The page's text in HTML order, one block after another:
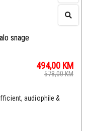
snage
494,00 KM
578,00KM
audiophile &